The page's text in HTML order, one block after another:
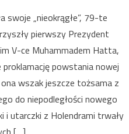
VIII
–
znaczy
swoje „nieokrągłe”, 79-te
pierwszy Prezydent
V-ce Muhammadem Hatta,
powstania nowej
ona wszak jeszcze tożsama z
do niepodległości nowego
i utarczki z Holendrami trwały